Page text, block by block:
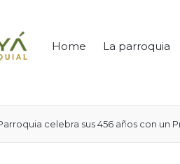
Home La parroquia
celebra sus 456 años con un